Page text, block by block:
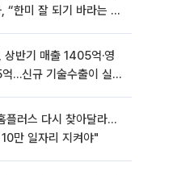
“한미 잘 되기 바라는 마
상반기 매출 1405억·영
…신규 기술수출이 실적
플러스 다시 찾아달라…
만 일자리 지켜야"